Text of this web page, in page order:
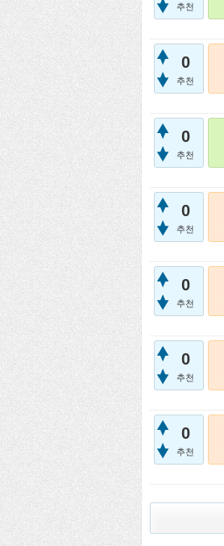
추천
0
추천
0
추천
0
추천
0
추천
0
추천
0
추천